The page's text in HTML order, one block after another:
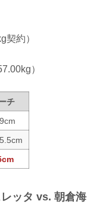
契約）
）
チ
ッタ vs. 朝倉海